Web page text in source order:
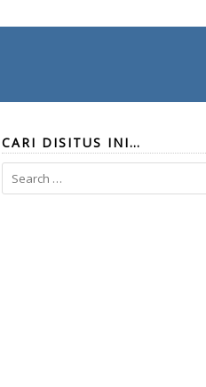
CARI DISITUS INI…
Search
for: